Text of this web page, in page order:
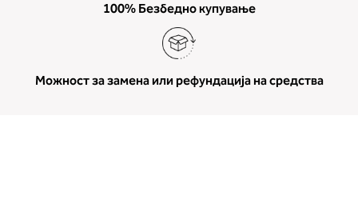
100% Безбедно купување
Можност за замена или рефундација на средства